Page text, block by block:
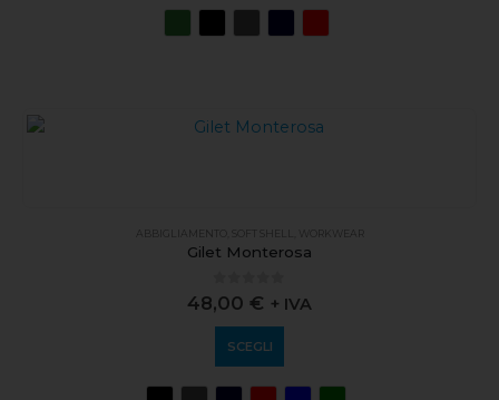
ABBIGLIAMENTO WORKWEAR
Gilet Monterosa
0out of 5
48,00 € + IVA
SCEGLI